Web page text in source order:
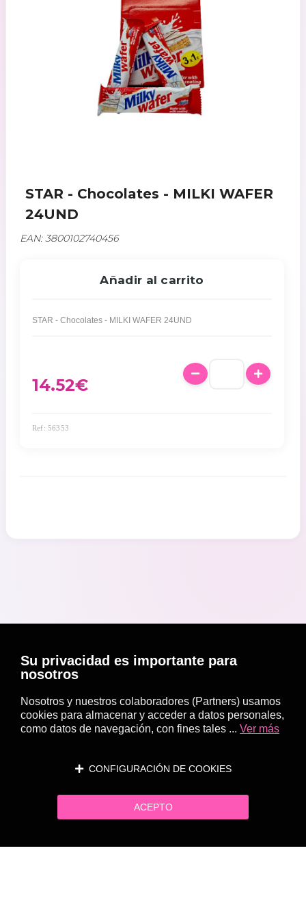
STAR - Chocolates - MILKI WAFER
24UND
EAN: 3800102740456
Añadir al carrito
STAR - Chocolates - MILKI WAFER 24UND
14.52€
Ref: 56353
Su privacidad es importante para
nosotros
Nosotros y nuestros colaboradores (Partners) usamos
cookies para almacenar y acceder a datos personales,
como datos de navegación, con fines tales ... Ver más
CONFIGURACIÓN DE COOKIES
ACEPTO